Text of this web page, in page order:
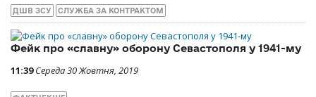
ДШВ ЗСУ СЛУЖБА ЗА КОНТРАКТОМ
Фейк про «славну» оборону Севастополя у 1941-му
11:39 Середа 30 Жовтня, 2019